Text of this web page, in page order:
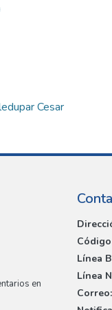
Cesar
en
Línea
Línea
Correo: